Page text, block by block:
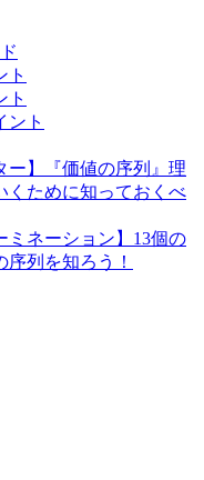
ト
ト
ント
ー】『価値の序列』理
くために知っておくべ
ミネーション】13個の
列を知ろう！